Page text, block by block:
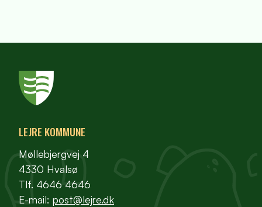
LEJRE KOMMUNE
Møllebjergvej 4
4330 Hvalsø
Tlf. 4646 4646
E-mail: post@lejre.dk